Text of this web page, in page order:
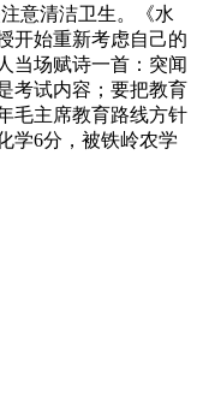
意清洁卫生。《水
开始重新考虑自己的
当场赋诗一首：突闻
考试内容；要把教育
毛主席教育路线方针
学6分，被铁岭农学